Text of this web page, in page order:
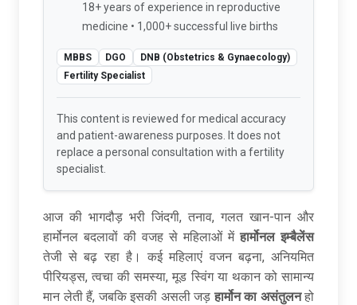
18+ years of experience in reproductive
medicine • 1,000+ successful live births
MBBS DGO
DNB (Obstetrics & Gynaecology)
Fertility Specialist
This content is reviewed for medical accuracy
and patient-awareness purposes. It does not
replace a personal consultation with a fertility
specialist.
आज की भागदौड़ भरी जिंदगी, तनाव, गलत खान-पान और
हार्मोनल बदलावों की वजह से महिलाओं मेंहार्मोनल इम्बैलेंस
तेजी से बढ़ रहा है। कई महिलाएं वजन बढ़ना, अनियमित
पीरियड्स, त्वचा की समस्या, मूड स्विंग या थकान को सामान्य
मान लेती हैं, जबकि इसकी असली जड़हार्मोन का असंतुलनहो